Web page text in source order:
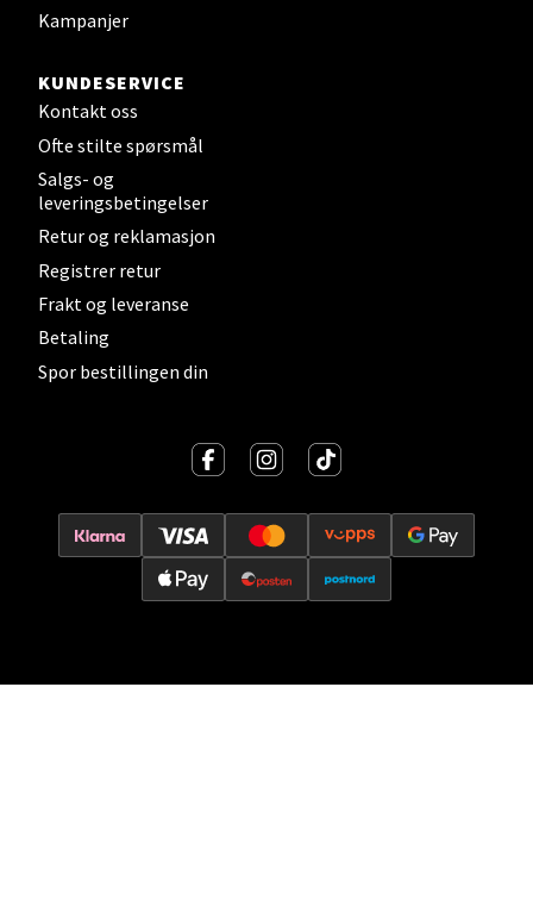
Kampanjer
KUNDESERVICE
Kontakt oss
Ofte stilte spørsmål
Salgs- og
leveringsbetingelser
Retur og reklamasjon
Registrer retur
Frakt og leveranse
Betaling
Spor bestillingen din
Sjøfartsgata 2, 7714 Steinkjer
0 i butikk
Leirvik - Stord
Torgbakken 2, 5401 Stord
Åpent i dag 10-15
Oslo - Thon Senter Storo